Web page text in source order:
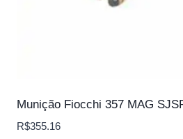
Munição Fiocchi 357 MAG
R$355.16